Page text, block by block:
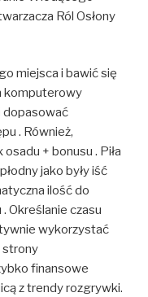
Ról Osłony
miejsca i bawić się
komputerowy
dopasować
. Również,
+ bonusu . Piła
jako były iść
ilość do
Określanie czasu
wykorzystać
strony
finansowe
z trendy rozgrywki.